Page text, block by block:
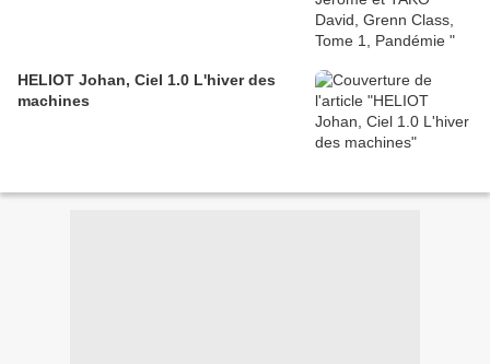
HELIOT Johan, Ciel 1.0 L'hiver des
machines